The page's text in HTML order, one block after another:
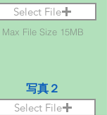
Select File
Max File Size 15MB
写真２
Select File